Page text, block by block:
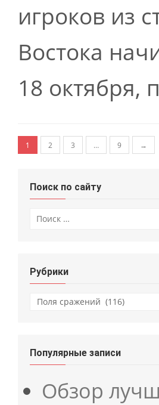
игроков из
Востока
18
Навигация по
1 2 3 … 9 →
Поиск по сайту
Рубрики
Рубрики
Популярные записи
Обзор